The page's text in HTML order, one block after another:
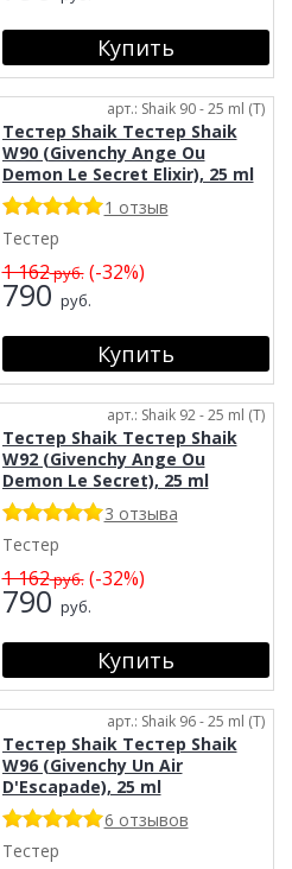
арт.: Shaik 90 - 25 ml (T)
Тестер Shaik Тестер Shaik
W90 (Givenchy Ange Ou
Demon Le Secret Elixir), 25 ml
1 отзыв
Тестер
1 162руб.(-32%)
790 руб.
арт.: Shaik 92 - 25 ml (T)
Тестер Shaik Тестер Shaik
W92 (Givenchy Ange Ou
Demon Le Secret), 25 ml
3 отзыва
Тестер
1 162руб.(-32%)
790 руб.
арт.: Shaik 96 - 25 ml (T)
Тестер Shaik Тестер Shaik
W96 (Givenchy Un Air
D'Escapade), 25 ml
6 отзывов
Тестер